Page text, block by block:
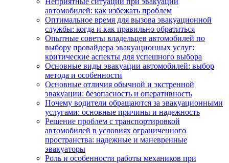
автомобилей: как избежать проблем
Оптимальное время для вызова эвакуационной
службы: когда и как правильно обратиться
Опытные советы владельцев автомобилей по
выбору провайдера эвакуационных услуг:
критические аспекты для успешного выбора
Основные виды эвакуации автомобилей: выбор
метода и особенности
Основные отличия обычной и экстренной
эвакуации: безопасность и оперативность
Почему водители обращаются за эвакуационными
услугами: основные причины и надежность
Решение проблем с транспортировкой
автомобилей в условиях ограниченного
пространства: надежные и маневренные
эвакуаторы
Роль и особенности работы механиков при